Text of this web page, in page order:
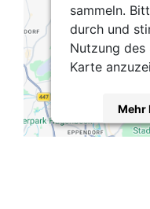
sammeln.
durch und
Nutzung des
Karte
Mehr